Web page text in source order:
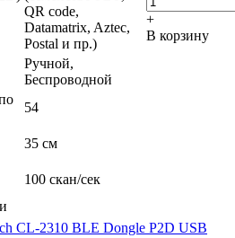
QR code,
Datamatrix, Aztec,
Postal и пр.)
Ручной,
Беспроводной
54
35 см
100 скан/сек
+
В корзину
CL-2310 BLE Dongle P2D USB